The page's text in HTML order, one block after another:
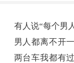
有人说“每个男
男人都离不开
两台车我都有